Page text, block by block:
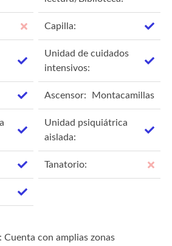
Capilla:
Unidad de cuidados
intensivos:
Ascensor: Montacamillas
Unidad psiquiátrica
aislada:
Tanatorio:
con amplias zonas